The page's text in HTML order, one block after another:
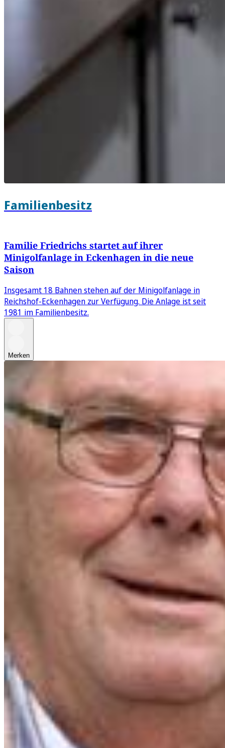
Familienbesitz
Familie Friedrichs startet auf ihrer
Minigolfanlage in Eckenhagen in die neue
Saison
Insgesamt 18 Bahnen stehen auf der Minigolfanlage in
Reichshof-Eckenhagen zur Verfügung. Die Anlage ist seit
1981 im Familienbesitz.
Merken